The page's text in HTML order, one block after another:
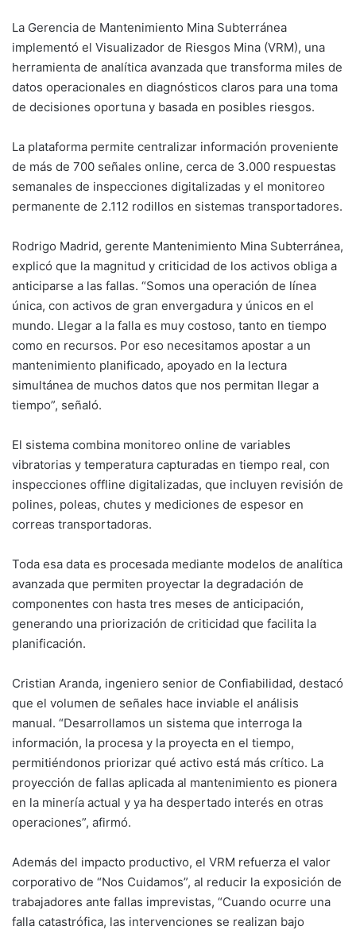
La Gerencia de Mantenimiento Mina Subterránea
implementó el Visualizador de Riesgos Mina (VRM), una
herramienta de analítica avanzada que transforma miles de
datos operacionales en diagnósticos claros para una toma
de decisiones oportuna y basada en posibles riesgos.
La plataforma permite centralizar información proveniente
de más de 700 señales online, cerca de 3.000 respuestas
semanales de inspecciones digitalizadas y el monitoreo
permanente de 2.112 rodillos en sistemas transportadores.
Rodrigo Madrid, gerente Mantenimiento Mina Subterránea,
explicó que la magnitud y criticidad de los activos obliga a
anticiparse a las fallas. “Somos una operación de línea
única, con activos de gran envergadura y únicos en el
mundo. Llegar a la falla es muy costoso, tanto en tiempo
como en recursos. Por eso necesitamos apostar a un
mantenimiento planificado, apoyado en la lectura
simultánea de muchos datos que nos permitan llegar a
tiempo”, señaló.
El sistema combina monitoreo online de variables
vibratorias y temperatura capturadas en tiempo real, con
inspecciones offline digitalizadas, que incluyen revisión de
polines, poleas, chutes y mediciones de espesor en
correas transportadoras.
Toda esa data es procesada mediante modelos de analítica
avanzada que permiten proyectar la degradación de
componentes con hasta tres meses de anticipación,
generando una priorización de criticidad que facilita la
planificación.
Cristian Aranda, ingeniero senior de Confiabilidad, destacó
que el volumen de señales hace inviable el análisis
manual. “Desarrollamos un sistema que interroga la
información, la procesa y la proyecta en el tiempo,
permitiéndonos priorizar qué activo está más crítico. La
proyección de fallas aplicada al mantenimiento es pionera
en la minería actual y ya ha despertado interés en otras
operaciones”, afirmó.
Además del impacto productivo, el VRM refuerza el valor
corporativo de “Nos Cuidamos”, al reducir la exposición de
trabajadores ante fallas imprevistas, “Cuando ocurre una
falla catastrófica, las intervenciones se realizan bajo